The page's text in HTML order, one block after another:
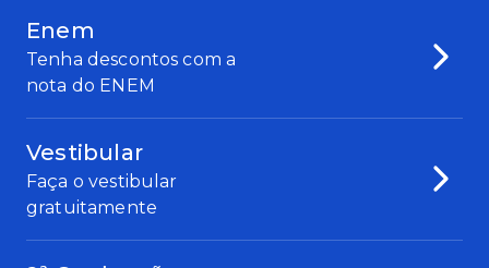
Enem
Tenha descontos com a
nota do ENEM
Vestibular
Faça o vestibular
gratuitamente